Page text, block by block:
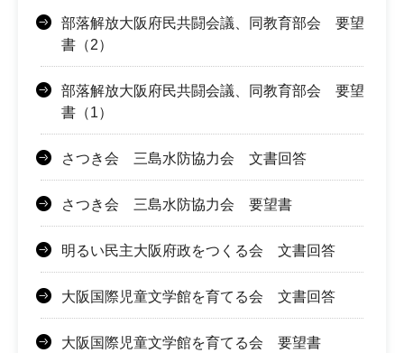
部落解放大阪府民共闘会議、同教育部会 要望
書（2）
部落解放大阪府民共闘会議、同教育部会 要望
書（1）
さつき会 三島水防協力会 文書回答
さつき会 三島水防協力会 要望書
明るい民主大阪府政をつくる会 文書回答
大阪国際児童文学館を育てる会 文書回答
大阪国際児童文学館を育てる会 要望書